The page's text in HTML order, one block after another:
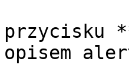
przycisku
opisem